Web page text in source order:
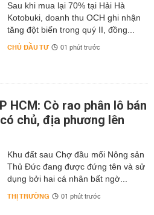
Sau khi mua lại 70% tại Hải Hà
Kotobuki, doanh thu OCH ghi nhận
tăng đột biến trong quý II, đồng...
CHỦ ĐẦU TƯ 01 phút trước
HCM: Cò rao phân lô bán
chủ, địa phương lên
Khu đất sau Chợ đầu mối Nông sản
Thủ Đức đang được đứng tên và sử
dụng bởi hai cá nhân bất ngờ...
THỊ TRƯỜNG 01 phút trước